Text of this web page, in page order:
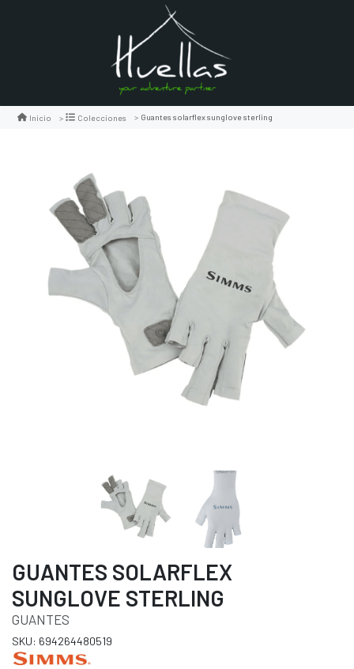
Inicio Colecciones Guantes solarflex sunglove sterling
GUANTES SOLARFLEX
SUNGLOVE STERLING
GUANTES
SKU: 694264480519